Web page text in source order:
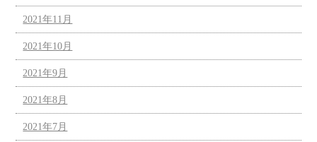
2021年11月
2021年10月
2021年9月
2021年8月
2021年7月